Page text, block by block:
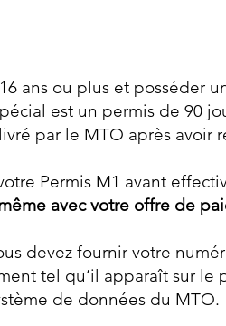
ans ou plus et posséder
est un permis de 90
par le MTO après avoir
Permis M1 avant
avec votre offre de
devez fournir votre
tel qu’il apparaît sur le
de données du MTO.